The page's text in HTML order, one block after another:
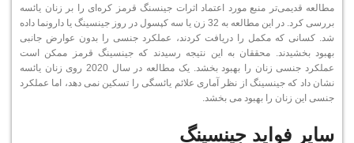
مطالعه قدیمی‌تر منبع مورد اعتماد اثرات جینسنگ قرمز کره‌ای را بر زنان یائسه
بررسی کرد. در این مطالعه به 32 زن یا سه کپسول در روز جینسینگ یا دارونما داده
شد. کسانی که مکمل را دریافت کردند، عملکرد جنسی را بدون عوارض جانبی
بهبود بخشیدند. محققان به این نتیجه رسیدند که جینسینگ قرمز ممکن است
عملکرد جنسی زنان را بهبود بخشد. یک مطالعه در سال 2020 روی زنان یائسه
نشان داد که جینسینگ از نظر آماری علائم یائسگی را تسکین نمی دهد، اما عملکرد
جنسی این زنان را بهبود می بخشد.
سایر فواید جینسینگ